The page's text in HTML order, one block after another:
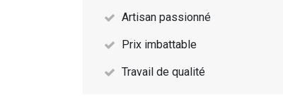
Artisan passionné
Prix imbattable
Travail de qualité